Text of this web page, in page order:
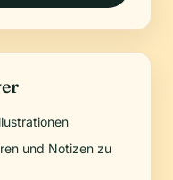
und Notizen zu